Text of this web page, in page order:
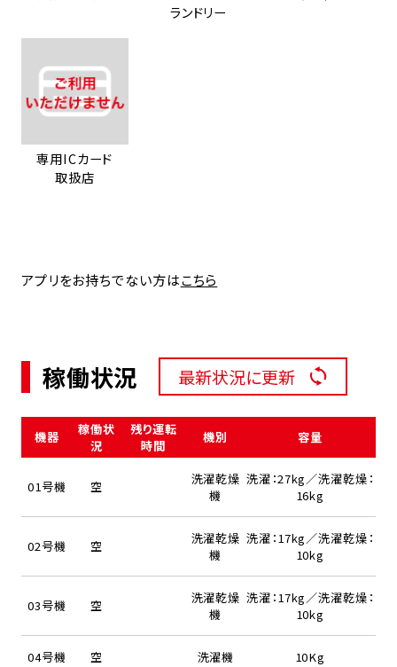
ランドリー
専用ICカード
取扱店
アプリをお持ちでない方はこちら
稼働状況 最新状況に更新
機器
稼働状
況
残り運転
時間
機別 容量
01号機 空
洗濯乾燥
機
洗濯：27kg／洗濯乾燥：
16kg
02号機 空
洗濯乾燥
機
洗濯：17kg／洗濯乾燥：
10kg
03号機 空
洗濯乾燥
機
洗濯：17kg／洗濯乾燥：
10kg
04号機 空 洗濯機 10Kg